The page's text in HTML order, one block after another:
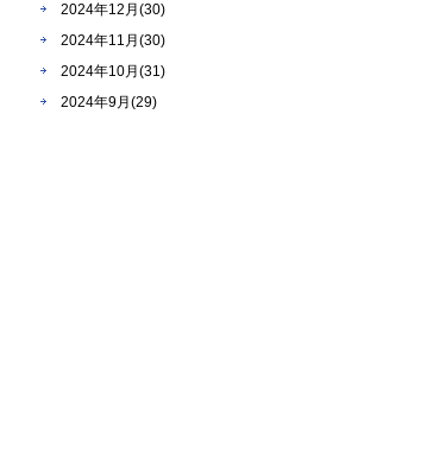
2024年12月(30)
2024年11月(30)
2024年10月(31)
2024年9月(29)